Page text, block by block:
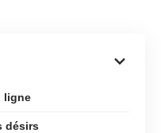
ligne
désirs